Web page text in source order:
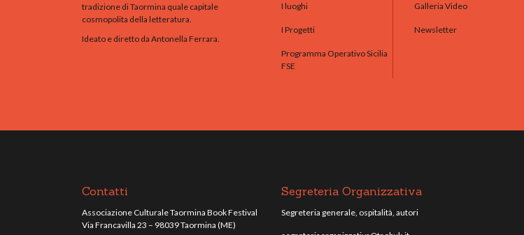
tradizione di Taormina quale capitale
cosmopolita della letteratura.
Ideato e diretto da Antonella Ferrara.
I luoghi
I Progetti
Programma Operativo Sicilia
FSE
Galleria Video
Newsletter
Contatti
Associazione Culturale Taormina Book Festival
Via Francavilla 23 – 98039 Taormina (ME)
Segreteria Organizzativa
Segreteria generale, ospitalità, autori